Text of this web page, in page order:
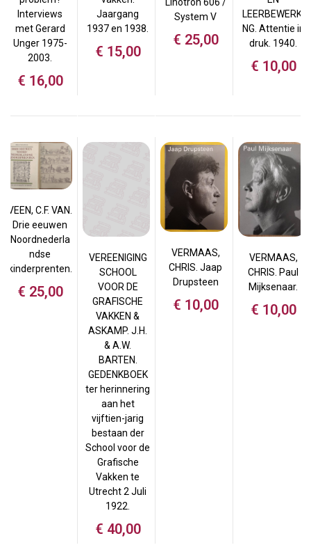
Interviews
met Gerard
Unger 1975-
2003.
€ 16,00
Jaargang
1937 en 1938.
€ 15,00
Linotron 606 /
System V
€ 25,00
LEERBEWERKI
NG. Attentie in
druk. 1940.
€ 10,00
VEEN, C.F. VAN.
Drie eeuwen
Noordnederla
ndse
kinderprenten.
€ 25,00
VEREENIGING
SCHOOL
VOOR DE
GRAFISCHE
VAKKEN &
ASKAMP. J.H.
& A.W.
BARTEN.
GEDENKBOEK
ter herinnering
aan het
vijftien-jarig
bestaan der
School voor de
Grafische
Vakken te
Utrecht 2 Juli
1922.
€ 40,00
VERMAAS,
CHRIS. Jaap
Drupsteen
€ 10,00
VERMAAS,
CHRIS. Paul
Mijksenaar.
€ 10,00